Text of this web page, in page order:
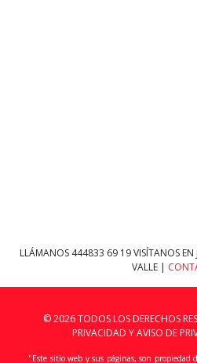
LLÁMANOS 444833 69 19VISÍTANOS
VALLE |
© 2026 TODOS LOS DERECHOS
PRIVACIDAD Y AVISO DE
"Este sitio web y sus páginas, son propiedad